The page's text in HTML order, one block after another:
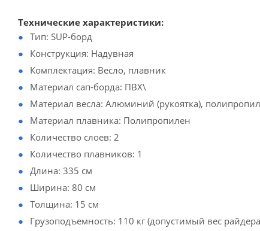
Технические характеристики:
Тип: SUP-борд
Конструкция: Надувная
Комплектация: Весло, плавник
Материал сап-борда: ПВХ\
Материал весла: Алюминий (рукоятка),
Материал плавника: Полипропилен
Количество слоев: 2
Количество плавников: 1
Длина: 335 см
Ширина: 80 см
Толщина: 15 см
Грузоподъемность: 110 кг (допустимый вес